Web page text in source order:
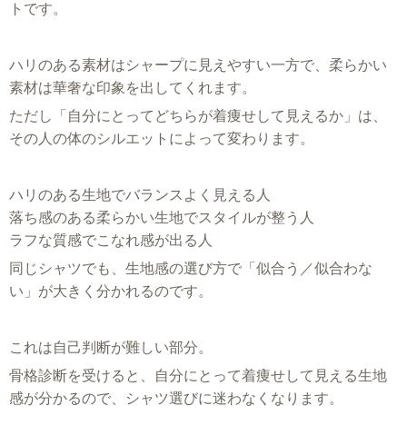
トです。
ハリのある素材はシャープに見えやすい一方で、柔らかい
素材は華奢な印象を出してくれます。
ただし「自分にとってどちらが着痩せして見えるか」は、
その人の体のシルエットによって変わります。
ハリのある生地でバランスよく見える人
落ち感のある柔らかい生地でスタイルが整う人
ラフな質感でこなれ感が出る人
同じシャツでも、生地感の選び方で「似合う／似合わな
い」が大きく分かれるのです。
これは自己判断が難しい部分。
骨格診断を受けると、自分にとって着痩せして見える生地
感が分かるので、シャツ選びに迷わなくなります。